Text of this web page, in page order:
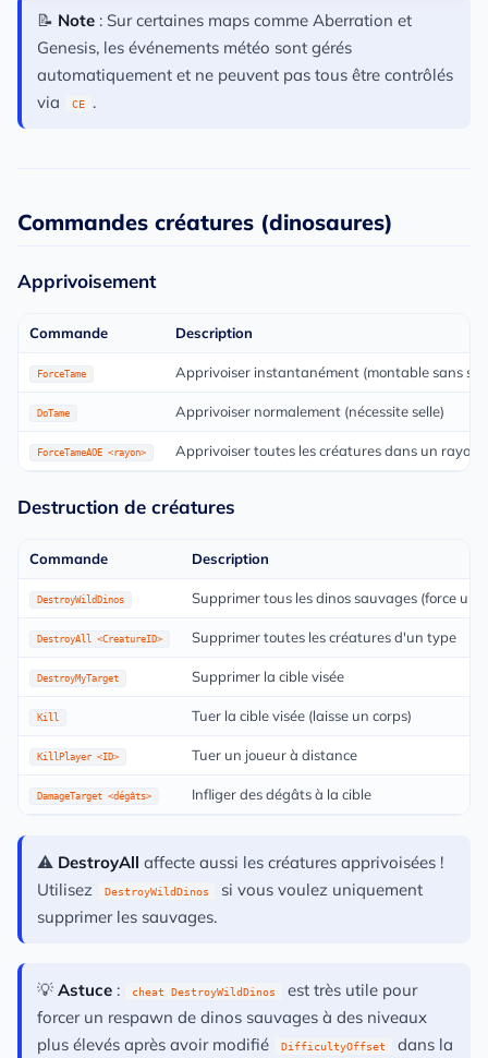
📝 Note : Sur certaines maps comme Aberration et
Genesis, les événements météo sont gérés
automatiquement et ne peuvent pas tous être contrôlés
via
CE .
Commandes créatures (dinosaures)
Apprivoisement
Commande Description
ForceTame Apprivoiser instantanément (montable sans
DoTame Apprivoiser normalement (nécessite selle)
ForceTameAOE <rayon> Apprivoiser toutes les créatures dans un rayon
Destruction de créatures
Commande Description
DestroyWildDinos Supprimer tous les dinos sauvages (force un
DestroyAll <CreatureID> Supprimer toutes les créatures d'un type
DestroyMyTarget Supprimer la cible visée
Kill Tuer la cible visée (laisse un corps)
KillPlayer <ID> Tuer un joueur à distance
DamageTarget <dégâts> Infliger des dégâts à la cible
⚠️ DestroyAll affecte aussi les créatures apprivoisées !
Utilisez
DestroyWildDinos
si vous voulez uniquement
supprimer les sauvages.
💡 Astuce : cheat DestroyWildDinos
est très utile pour
forcer un respawn de dinos sauvages à des niveaux
plus élevés après avoir modifié
DifficultyOffset dans la